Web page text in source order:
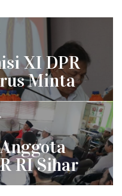
XI DPR
Minta
Fasilitasi
UMKM di
RI Sihar